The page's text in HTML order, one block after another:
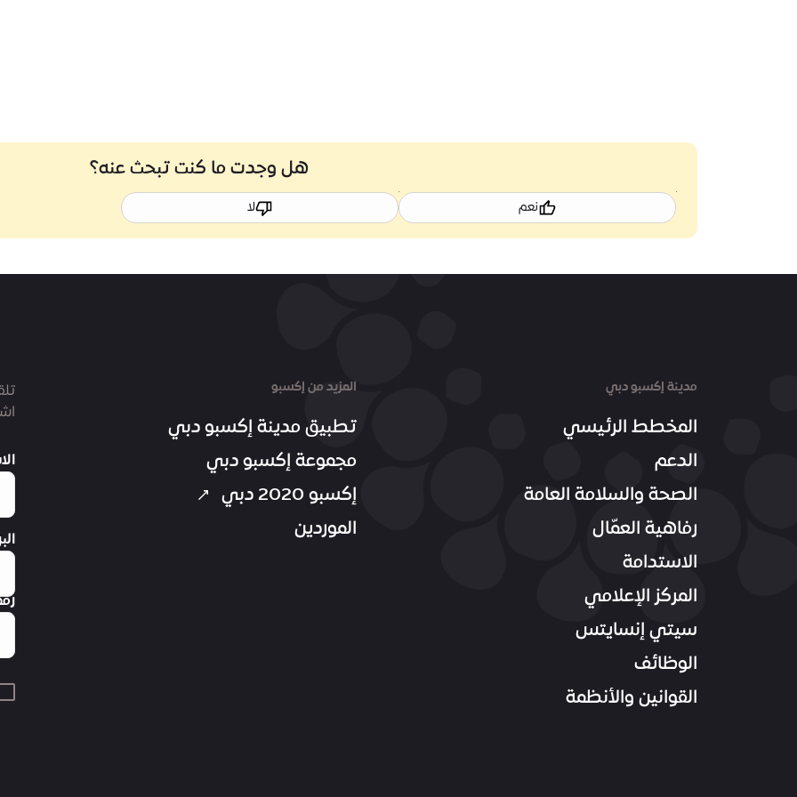
هل وجدت ما كنت تبحث عنه؟
نعم لا
مدينة إكسبو دبي
المخطط الرئيسي
الدعم
الصحة والسلامة العامة
رفاهية العمّال
الاستدامة
المركز الإعلامي
سيتي إنسايتس
الوظائف
القوانين والأنظمة
المزيد من إكسبو
تطبيق مدينة إكسبو دبي
مجموعة إكسبو دبي
إكسبو 2020 دبي
الموردين